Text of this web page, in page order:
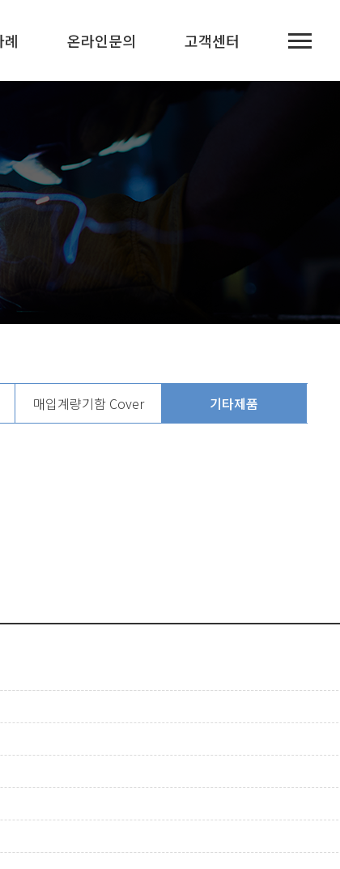
온라인문의 고객센터
매입계량기함 Cover 기타제품